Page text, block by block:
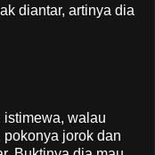
diantar, artinya dia
istimewa, walau
jorok dan